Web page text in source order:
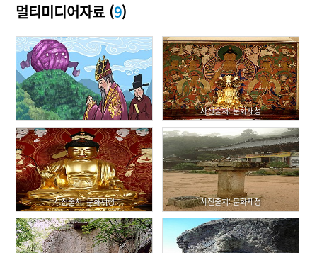
멀티미디어자료 (9)
사진출처: 문화재청
사진출처: 문화재청 사진출처: 문화재청